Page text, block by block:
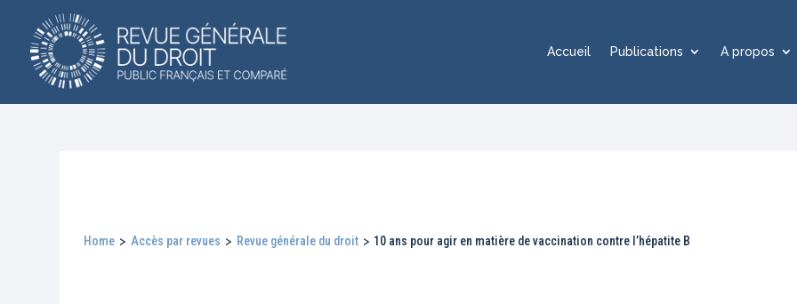
Accueil Publications A propos
Home > Accès par revues > Revue générale du droit > 10 ans pour agir en matière de vaccination contre l’hépatite B